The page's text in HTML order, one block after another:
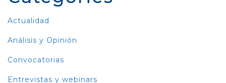
Actualidad
Análisis y Opinión
Convocatorias
Entrevistas y webinars